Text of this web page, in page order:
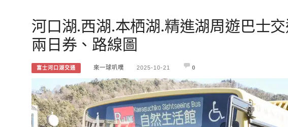
來一球叭噗
河口湖.西湖.本栖湖.精進湖周遊巴士
兩日券、路線圖
富士河口湖交通 來一球叭噗 2025-10-21 0